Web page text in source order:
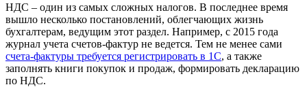
НДС – один из самых сложных налогов. В последнее время
вышло несколько постановлений, облегчающих жизнь
бухгалтерам, ведущим этот раздел. Например, с 2015 года
журнал учета счетов-фактур не ведется. Тем не менее сами
счета-фактуры требуется регистрировать в 1С, а также
заполнять книги покупок и продаж, формировать декларацию
по НДС.